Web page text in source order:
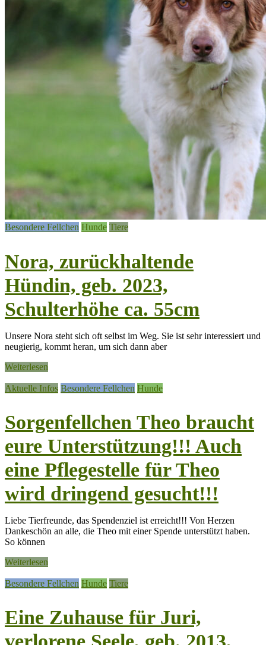
Besondere Fellchen Hunde Tiere
Nora, zurückhaltende
Hündin, geb. 2023,
Schulterhöhe ca. 55cm
Unsere Nora steht sich oft selbst im Weg. Sie ist sehr interessiert und
neugierig, kommt heran, um sich dann aber
Weiterlesen
Aktuelle Infos Besondere Fellchen Hunde
Sorgenfellchen Theo braucht
eure Unterstützung!!! Auch
eine Pflegestelle für Theo
wird dringend gesucht!!!
Liebe Tierfreunde, das Spendenziel ist erreicht!!! Von Herzen
Dankeschön an alle, die Theo mit einer Spende unterstützt haben.
So können
Weiterlesen
Besondere Fellchen Hunde Tiere
Eine Zuhause für Juri,